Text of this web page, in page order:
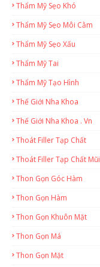
Thẩm Mỹ Sẹo Khó
Thẩm Mỹ Sẹo Môi Cằm
Thẩm Mỹ Sẹo Xấu
Thẩm Mỹ Tai
Thẩm Mỹ Tạo Hình
Thế Giới Nha Khoa
Thế Giới Nha Khoa . Vn
Thoát Filler Tạp Chất
Thoát Filler Tạp Chất Mũi
Thon Gọn Góc Hàm
Thon Gọn Hàm
Thon Gọn Khuôn Mặt
Thon Gọn Má
Thon Gọn Mặt